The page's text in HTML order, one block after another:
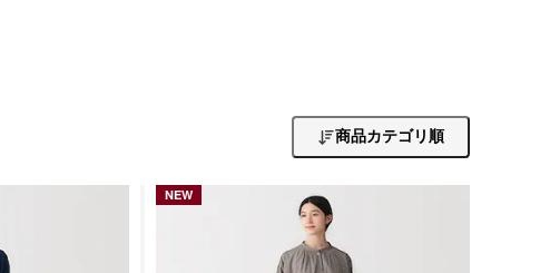
商品カテゴリ順
NEW